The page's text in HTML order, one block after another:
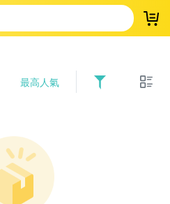
登
最高人氣